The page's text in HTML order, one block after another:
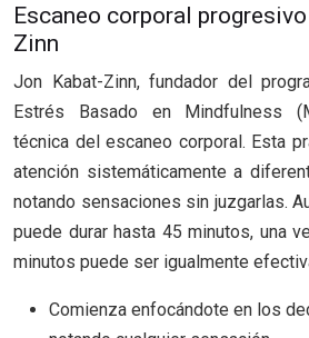
Escaneo corporal
Zinn
Jon Kabat-Zinn, fundador del
Estrés Basado en Mindfulness
técnica del escaneo corporal. Esta
atención sistemáticamente a
notando sensaciones sin juzgarlas.
puede durar hasta 45 minutos, una
minutos puede ser igualmente
Comienza enfocándote en los